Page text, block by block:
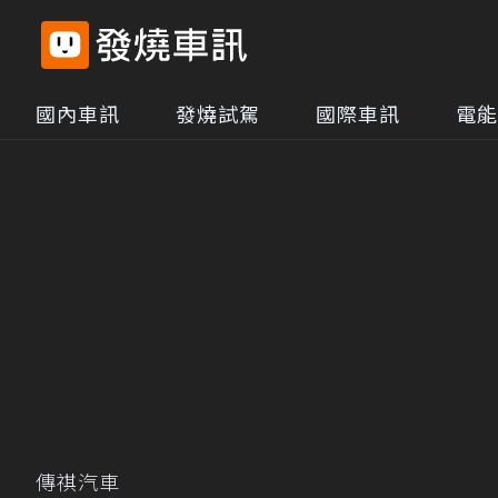
國內車訊 發燒試駕 國際車訊 電
傳祺汽車